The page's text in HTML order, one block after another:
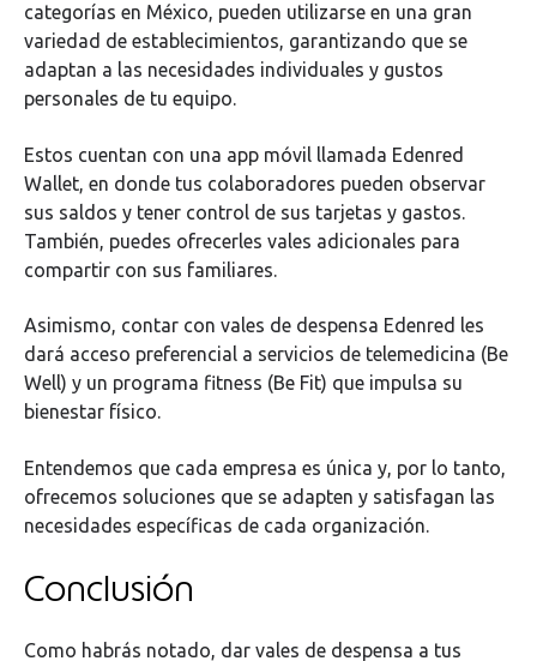
categorías en México, pueden utilizarse en una gran
variedad de establecimientos, garantizando que se
adaptan a las necesidades individuales y gustos
personales de tu equipo.
Estos cuentan con una app móvil llamada Edenred
Wallet, en donde tus colaboradores pueden observar
sus saldos y tener control de sus tarjetas y gastos.
También, puedes ofrecerles vales adicionales para
compartir con sus familiares.
Asimismo, contar con vales de despensa Edenred les
dará acceso preferencial a servicios de telemedicina (Be
Well) y un programa fitness (Be Fit) que impulsa su
bienestar físico.
Entendemos que cada empresa es única y, por lo tanto,
ofrecemos soluciones que se adapten y satisfagan las
necesidades específicas de cada organización.
Conclusión
Como habrás notado, dar vales de despensa a tus